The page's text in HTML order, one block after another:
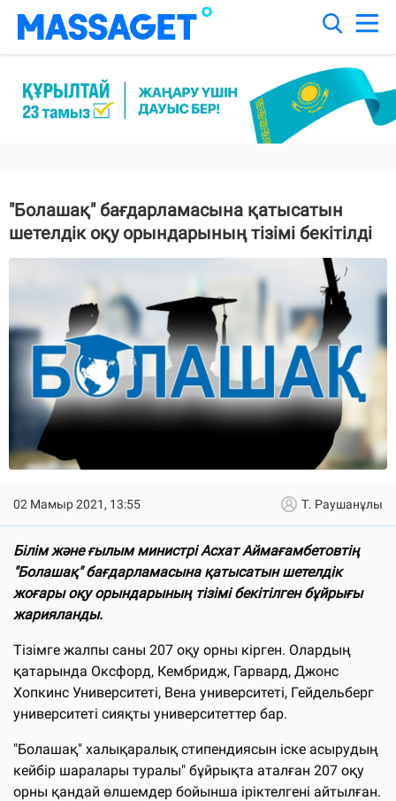
"Болашақ" бағдарламасына қатысатын
шетелдік оқу орындарының тізімі бекітілді
02 Мамыр 2021, 13:55 Т. Раушанұлы
Білім және ғылым министрі Асхат Аймағамбетовтің
"Болашақ" бағдарламасына қатысатын шетелдік
жоғары оқу орындарының тізімі бекітілген бұйрығы
жарияланды.
Тізімге жалпы саны 207 оқу орны кірген. Олардың
қатарында Оксфорд, Кембридж, Гарвард, Джонс
Хопкинс Университеті, Вена университеті, Гейдельберг
университеті сияқты университеттер бар.
"Болашақ" халықаралық стипендиясын іске асырудың
кейбір шаралары туралы" бұйрықта аталған 207 оқу
орны қандай өлшемдер бойынша іріктелгені айтылған.